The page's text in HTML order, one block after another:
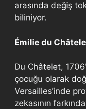
arasında değiş
biliniyor.
Émilie du
Du Châtelet,
çocuğu olarak
Versailles’inde
zekasının